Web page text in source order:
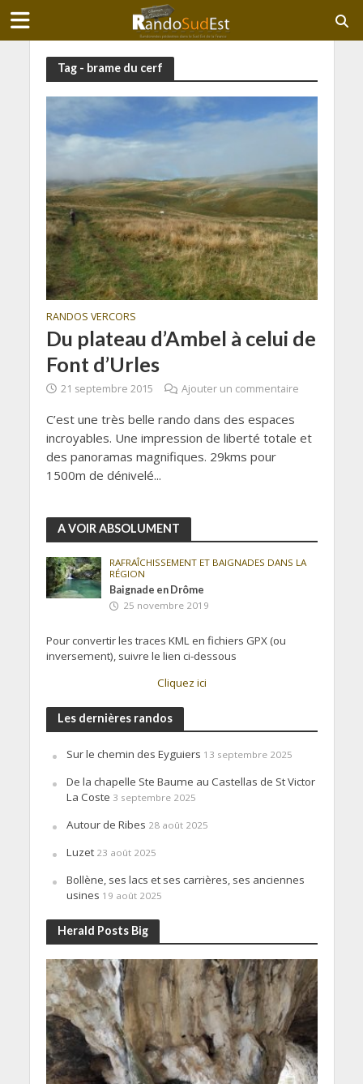
Tag - brame du cerf
RANDOS VERCORS
Du plateau d’Ambel à celui de
Font d’Urles
21 septembre 2015 Ajouter un commentaire
C’est une très belle rando dans des espaces
incroyables. Une impression de liberté totale et
des panoramas magnifiques. 29kms pour
1500m de dénivelé...
A VOIR ABSOLUMENT
RAFRAÎCHISSEMENT ET BAIGNADES DANS LA
RÉGION
Baignade en Drôme
25 novembre 2019
Pour convertir les traces KML en fichiers GPX (ou
inversement), suivre le lien ci-dessous
Cliquez ici
Les dernières randos
Sur le chemin des Eyguiers 13 septembre 2025
De la chapelle Ste Baume au Castellas de St Victor
La Coste 3 septembre 2025
Autour de Ribes 28 août 2025
Luzet 23 août 2025
Bollène, ses lacs et ses carrières, ses anciennes
usines 19 août 2025
Herald Posts Big